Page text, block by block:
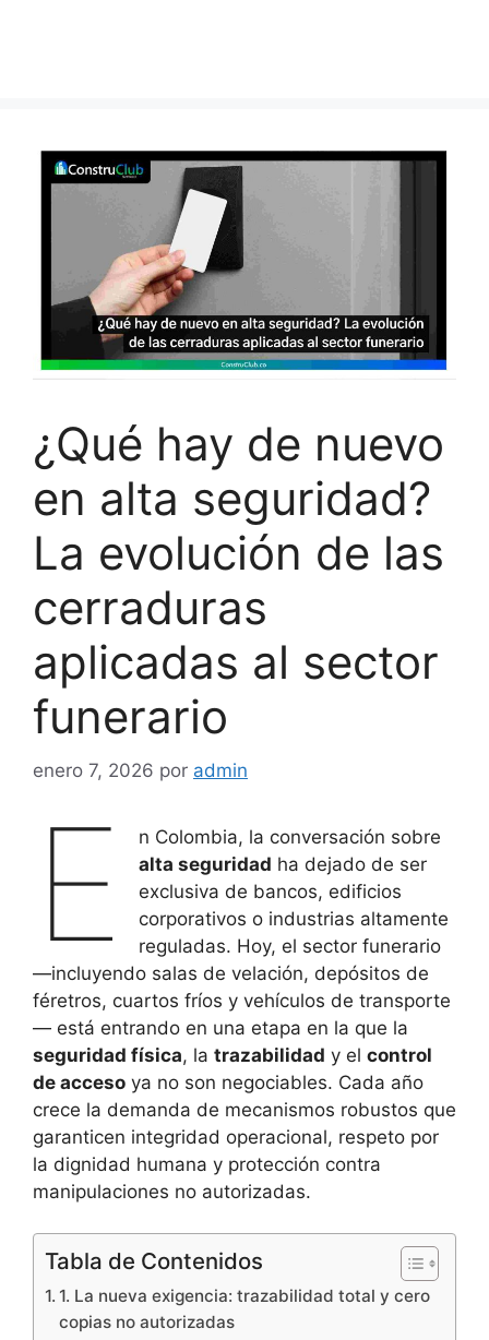
¿Qué hay de nuevo
en alta seguridad?
La evolución de las
cerraduras
aplicadas al sector
funerario
enero 7, 2026 por admin
E
n Colombia, la conversación sobre
alta seguridad ha dejado de ser
exclusiva de bancos, edificios
corporativos o industrias altamente
reguladas. Hoy, el sector funerario
—incluyendo salas de velación, depósitos de
féretros, cuartos fríos y vehículos de transporte
— está entrando en una etapa en la que la
seguridad física, la trazabilidad y el control
de acceso ya no son negociables. Cada año
crece la demanda de mecanismos robustos que
garanticen integridad operacional, respeto por
la dignidad humana y protección contra
manipulaciones no autorizadas.
Tabla de Contenidos
1. La nueva exigencia: trazabilidad total y cero
copias no autorizadas